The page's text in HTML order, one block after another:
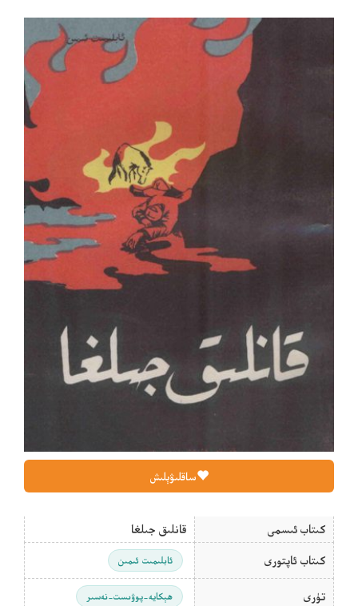
ساقلىۋېلىش
كىتاب ئىسمى قانلىق جىلغا
كىتاب ئاپتورى ئابلىمىت ئىمىن
تۈرى ھېكايە-پوۋىست-نەسىر